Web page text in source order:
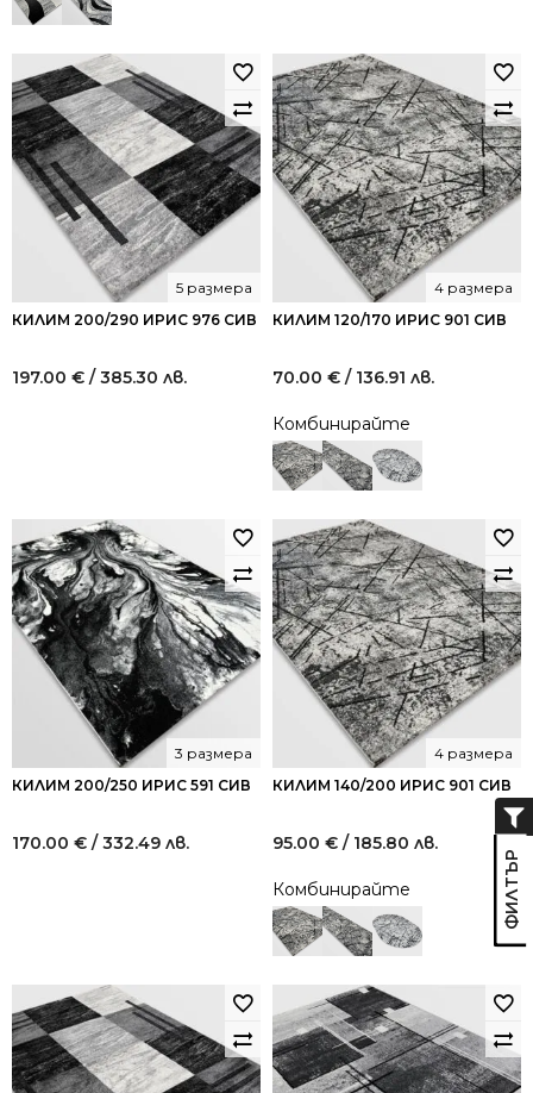
КИЛИМ 200/290 ИРИС 976 СИВ
5 размера
197.00 € / 385.30 лв.
КИЛИМ 120/170 ИРИС 901 СИВ
4 размера
70.00 € / 136.91 лв.
Комбинирайте
КИЛИМ 200/250 ИРИС 591 СИВ
3 размера
170.00 € / 332.49 лв.
КИЛИМ 140/200 ИРИС 901 СИВ
4 размера
95.00 € / 185.80 лв.
Комбинирайте